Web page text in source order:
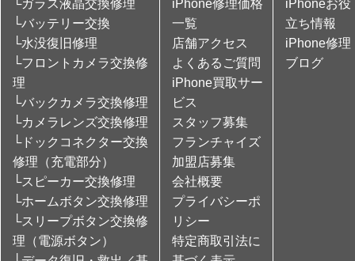
└ガラス液晶交換修理
└バッテリー交換
└水没復旧修理
└フロントカメラ交換修
理
└バックカメラ交換修理
└カメラレンズ交換修理
└ドックコネクター交換
修理（充電部分）
└スピーカー交換修理
└ホームボタン交換修理
└スリープボタン交換修
理（電源ボタン）
iPhone修理価格
一覧
店舗アクセス
よくあるご質問
iPhone買取サー
ビス
スタッフ募集
フランチャイズ
加盟店募集
会社概要
プライバシーポ
リシー
特定商取引法に
iPhoneお役
立ち情報
iPhone修理
ブログ